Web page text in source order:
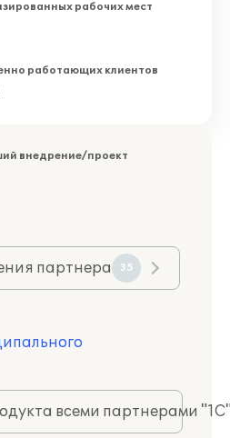
рабочих мест
работающих клиентов
внедрение/проект
партнера 35
всеми партнерами